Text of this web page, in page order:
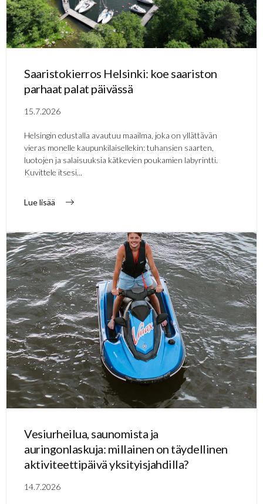
Saaristokierros Helsinki: koe saariston
parhaat palat päivässä
15.7.2026
Helsingin edustalla avautuu maailma, joka on yllättävän
vieras monelle kaupunkilaisellekin: tuhansien saarten,
luotojen ja salaisuuksia kätkevien poukamien labyrintti.
Kuvittele itsesi...
Lue lisää
Vesiurheilua, saunomista ja
auringonlaskuja: millainen on täydellinen
aktiviteettipäivä yksityisjahdilla?
14.7.2026